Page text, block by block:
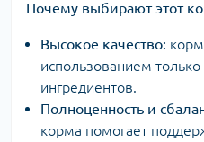
Почему выбирают этот
Высокое качество:
использованием
ингредиентов.
Полноценность и
корма помогает